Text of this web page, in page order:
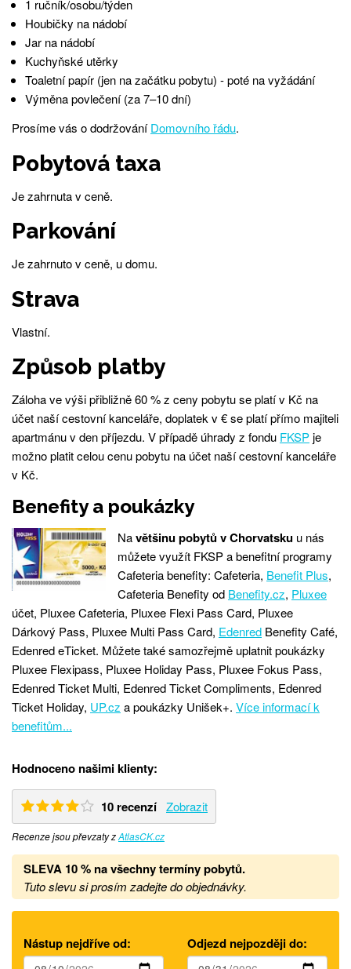
1 ručník/osobu/týden
Houbičky na nádobí
Jar na nádobí
Kuchyňské utěrky
Toaletní papír (jen na začátku pobytu) - poté na vyžádání
Výměna povlečení (za 7–10 dní)
Prosíme vás o dodržováníDomovního řádu.
Pobytová taxa
Je zahrnuta v ceně.
Parkování
Je zahrnuto v ceně, u domu.
Strava
Vlastní.
Způsob platby
Záloha ve výši přibližně 60 % z ceny pobytu se platí v Kč na
účet naší cestovní kanceláře, doplatek v € se platí přímo majiteli
apartmánu v den příjezdu. V případě úhrady z fondu FKSPje
možno platit celou cenu pobytu na účet naší cestovní kanceláře
v Kč.
Benefity a poukázky
Navětšinu pobytů v Chorvatsku u nás
můžete využít FKSP a benefitní programy
Cafeteria benefity: Cafeteria, Benefit Plus,
Cafeteria Benefity od Benefity.cz, Pluxee
účet, Pluxee Cafeteria, Pluxee Flexi Pass Card, Pluxee
Dárkový Pass, Pluxee Multi Pass Card, Edenred Benefity Café,
Edenred eTicket. Můžete také samozřejmě uplatnit poukázky
Pluxee Flexipass, Pluxee Holiday Pass, Pluxee Fokus Pass,
Edenred Ticket Multi, Edenred Ticket Compliments, Edenred
Ticket Holiday, UP.cz a poukázky Unišek+. Více informací k
benefitům...
Hodnoceno našimi klienty:
10 recenzí Zobrazit
Recenze jsou převzaty zAtlasCK.cz
SLEVA 10 % na všechny termíny pobytů.
Tuto slevu si prosím zadejte do objednávky.
Nástup nejdříve od: Odjezd nejpozději do: